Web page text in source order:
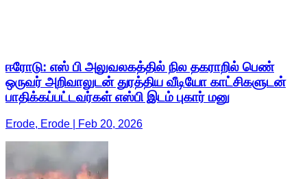
ஈரோடு: எஸ் பி அலுவலகத்தில் நில தகராறில் பெண்
ஒருவர் அறிவாலுடன் துரத்திய வீடியோ காட்சிகளுடன்
பாதிக்கப்பட்டவர்கள் எஸ்பி இடம் புகார் மனு
Erode, Erode | Feb 20, 2026